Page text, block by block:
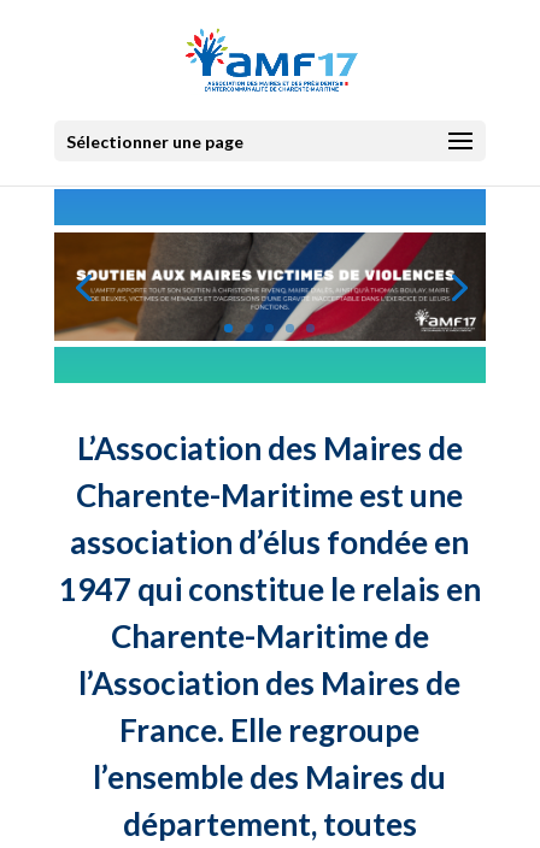
Sélectionner une page
L’Association des Maires de
Charente-Maritime est une
association d’élus fondée en
1947 qui constitue le relais en
Charente-Maritime de
l’Association des Maires de
France. Elle regroupe
l’ensemble des Maires du
département, toutes